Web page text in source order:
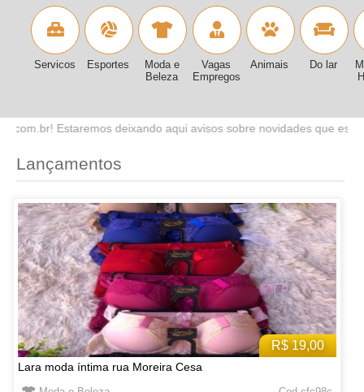
Servicos Esportes
Moda e
Beleza
Vagas
Empregos
Animais Do lar
aqui avisos sobre novidades que estaremos lançando no site.
Lançamentos
R$ 19,00
Lara moda íntima rua Moreira Cesa